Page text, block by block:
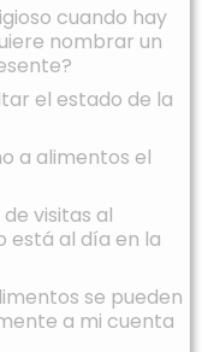
cuando hay
nombrar un
el estado de la
a alimentos el
visitas al
está al día en la
se pueden
a mi cuenta